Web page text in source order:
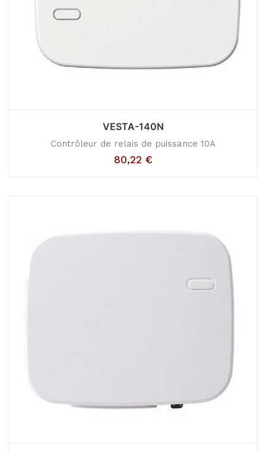
VESTA-140N
Contrôleur de relais de puissance 10A
80,22 €